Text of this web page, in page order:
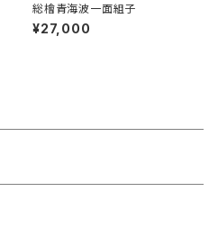
総檜青海波一面組子
¥27,000